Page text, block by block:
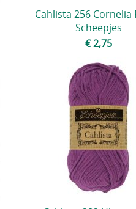
Cahlista 256 Cornelia
Scheepjes
€ 2,75